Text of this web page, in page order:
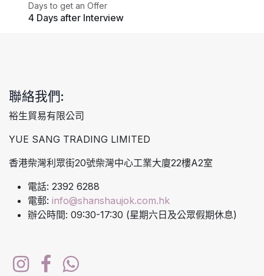
Days to get an Offer
4 Days after Interview
聯絡我們:
裕生貿易有限公司
YUE SANG TRADING LIMITED
香港柴灣利眾街20號柴灣中心工業大廈22樓A2室
電話: 2392 6288
電郵: info@shanshaujok.com.hk
辦公時間: 09:30-17:30 (星期六日及公眾假期休息)